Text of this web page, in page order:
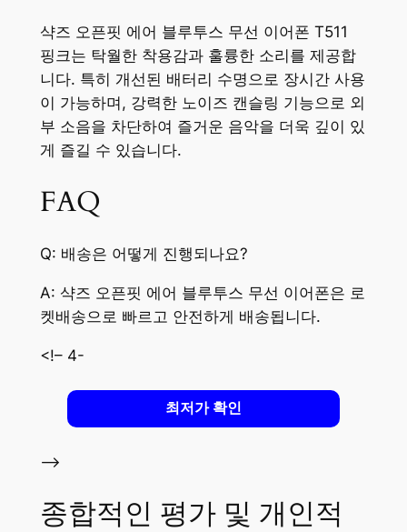
샥즈 오픈핏 에어 블루투스 무선 이어폰 T511
핑크는 탁월한 착용감과 훌륭한 소리를 제공합
니다. 특히 개선된 배터리 수명으로 장시간 사용
이 가능하며, 강력한 노이즈 캔슬링 기능으로 외
부 소음을 차단하여 즐거운 음악을 더욱 깊이 있
게 즐길 수 있습니다.
FAQ
Q: 배송은 어떻게 진행되나요?
A: 샥즈 오픈핏 에어 블루투스 무선 이어폰은 로
켓배송으로 빠르고 안전하게 배송됩니다.
<!– 4-
최저가 확인
–>
종합적인 평가 및 개인적